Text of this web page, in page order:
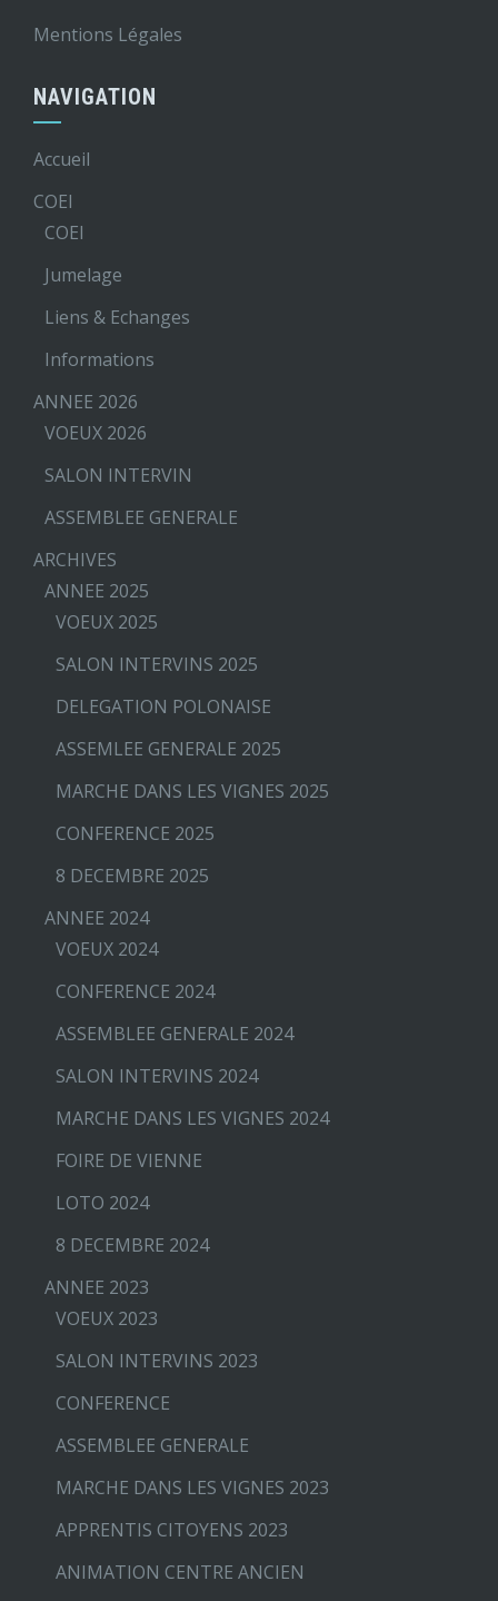
Mentions Légales
NAVIGATION
Accueil
COEI
COEI
Jumelage
Liens & Echanges
Informations
ANNEE 2026
VOEUX 2026
SALON INTERVIN
ASSEMBLEE GENERALE
ARCHIVES
ANNEE 2025
VOEUX 2025
SALON INTERVINS 2025
DELEGATION POLONAISE
ASSEMLEE GENERALE 2025
MARCHE DANS LES VIGNES 2025
CONFERENCE 2025
8 DECEMBRE 2025
ANNEE 2024
VOEUX 2024
CONFERENCE 2024
ASSEMBLEE GENERALE 2024
SALON INTERVINS 2024
MARCHE DANS LES VIGNES 2024
FOIRE DE VIENNE
LOTO 2024
8 DECEMBRE 2024
ANNEE 2023
VOEUX 2023
SALON INTERVINS 2023
CONFERENCE
ASSEMBLEE GENERALE
MARCHE DANS LES VIGNES 2023
APPRENTIS CITOYENS 2023
ANIMATION CENTRE ANCIEN